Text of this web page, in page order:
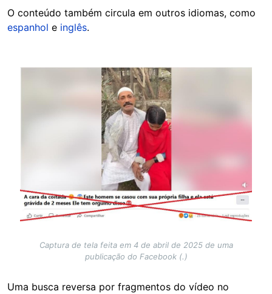
O conteúdo também circula em outros idiomas, como
espanhol e inglês.
Captura de tela feita em 4 de abril de 2025 de uma
publicação do Facebook (.)
Uma busca reversa por fragmentos do vídeo no